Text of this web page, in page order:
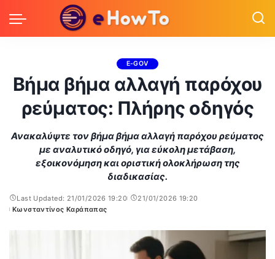
E-GOV
Βήμα βήμα αλλαγή παρόχου
ρεύματος: Πλήρης οδηγός
Ανακαλύψτε τον βήμα βήμα αλλαγή παρόχου ρεύματος
με αναλυτικό οδηγό, για εύκολη μετάβαση,
εξοικονόμηση και οριστική ολοκλήρωση της
διαδικασίας.
Last Updated: 21/01/2026 19:20
21/01/2026 19:20
Posted
Κωνσταντίνος Καράπαπας